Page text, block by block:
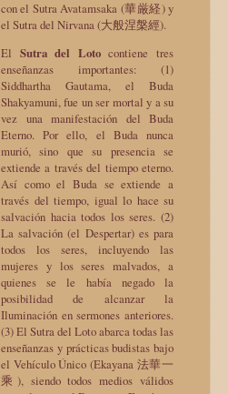
con el Sutra Avatamsaka (華厳経) y
el Sutra del Nirvana (大般涅槃經).
El Sutra del Lotocontiene tres
enseñanzas importantes: (1)
Siddhartha Gautama, el Buda
Shakyamuni, fue un ser mortal y a su
vez una manifestación del Buda
Eterno. Por ello, el Buda nunca
murió, sino que su presencia se
extiende a través del tiempo eterno.
Así como el Buda se extiende a
través del tiempo, igual lo hace su
salvación hacia todos los seres. (2)
La salvación (el Despertar) es para
todos los seres, incluyendo las
mujeres y los seres malvados, a
quienes se le había negado la
posibilidad de alcanzar la
Iluminación en sermones anteriores.
(3) El Sutra del Loto abarca todas las
enseñanzas y prácticas budistas bajo
el Vehículo Único (Ekayana 法華一
乘), siendo todos medios válidos